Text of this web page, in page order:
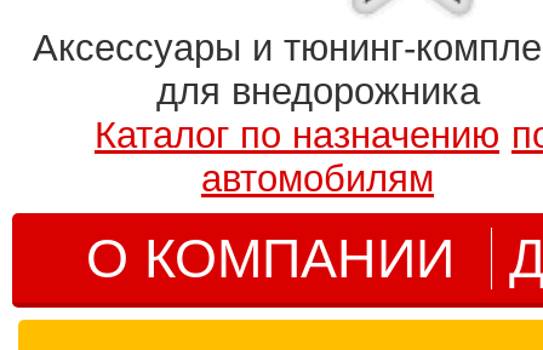
Аксессуары и тюнинг-
для внедорожника
Каталог по назначению
автомобилям
О КОМПАНИИ